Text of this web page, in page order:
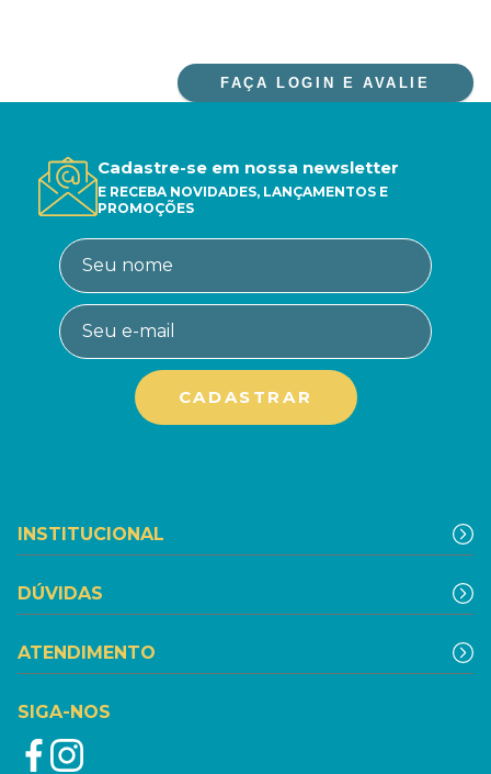
FAÇA LOGIN E AVALIE
Cadastre-se em nossa newsletter
E RECEBA NOVIDADES, LANÇAMENTOS E
PROMOÇÕES
INSTITUCIONAL
DÚVIDAS
ATENDIMENTO
SIGA-NOS